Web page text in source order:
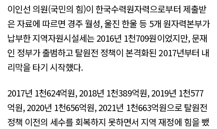
이인선 의원(국민의 힘)이 한국수력원자력으로부터 제출받
은 자료에 따르면 경주 월성, 울진 한울 등 5개 원자력본부가
납부한 지역자원시설세는 2016년 1천709원이었지만, 문재
인 정부가 출범하고 탈원전 정책이 본격화된 2017년부터 내
리막을 타기 시작했다.
2017년 1천624억원, 2018년 1천389억원, 2019년 1천577
억원, 2020년 1천656억원, 2021년 1천663억원으로 탈원전
정책 이전의 세수를 회복하지 못하면서 지역 재정에 힘을 뺐